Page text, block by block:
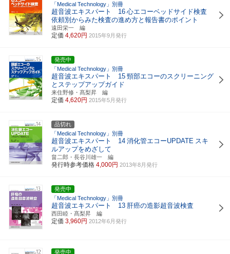
「Medical Technology」別冊
超音波エキスパート 16 心エコーベッドサイド検査
依頼別からみた検査の進め方と報告書のポイント
遠田栄一 編
定価 4,620円 2015年9月発行
発売中
「Medical Technology」別冊
超音波エキスパート 15 頸部エコーのスクリーニング
とステップアップガイド
来住野修・髙梨昇 編
定価 4,620円 2015年5月発行
品切れ
「Medical Technology」別冊
超音波エキスパート 14 消化管エコーUPDATE スキ
ルアップをめざして
畠二郎・長谷川雄一 編
発行時参考価格 4,000円 2013年8月発行
発売中
「Medical Technology」別冊
超音波エキスパート 13 肝癌の造影超音波検査
西田睦・髙梨昇 編
定価 3,960円 2012年6月発行
発売中